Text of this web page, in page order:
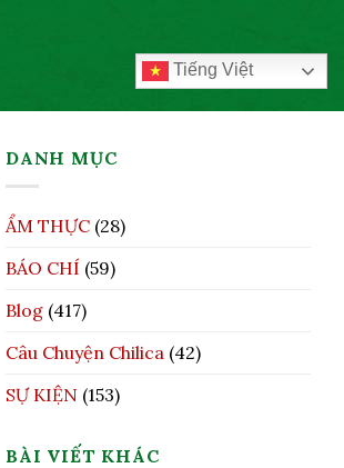
Tiếng Việt
DANH MỤC
ẨM THỰC (28)
BÁO CHÍ (59)
Blog (417)
Câu Chuyện Chilica (42)
SỰ KIỆN (153)
BÀI VIẾT KHÁC